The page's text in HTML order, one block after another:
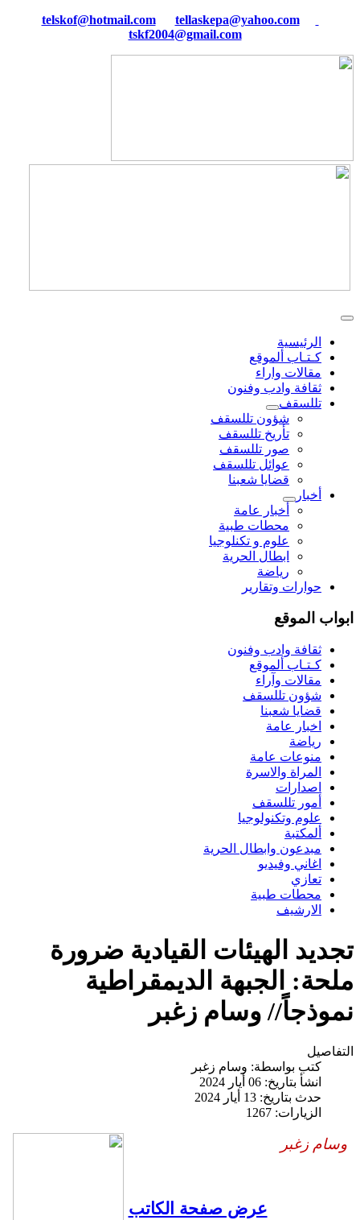
tellaskepa@yahoo.com
tskf2004@gmail.com
الرئيسية
كـتـاب ألموقع
مقالات واراء
ثقافة وادب وفنون
تللسقف
شؤون تللسقف
تأريخ تللسقف
صور تللسقف
عوائل تللسقف
قضايا شعبنا
أخبار
أخبار عامة
محطات طبية
علوم و تکنلوجیا
ابطال الحرية
رياضة
حوارات وتقارير
ابواب الموقع
ثقافة وادب وفنون
كـتـاب ألموقع
مقالات وآراء
شؤون تللسقف
قضايا شعبنا
اخبار عامة
رياضة
منوعات عامة
المراة والاسرة
اصدارات
أمور تللسقف
علوم وتكنولوجيا
ألمكتبة
مبدعون وابطال الحرية
اغاني وفيديو
تعازي
محطات طبية
الارشيف
تجديد الهيئات القيادية ضرورة
ملحة: الجبهة الديمقراطية
نموذجاً// وسام زغبر
التفاصيل
كتب بواسطة: وسام زغبر
انشأ بتاريخ: 06 أيار 2024
حدث بتاريخ: 13 أيار 2024
الزيارات: 1267
وسام زغبر
عرض صفحة الكاتب